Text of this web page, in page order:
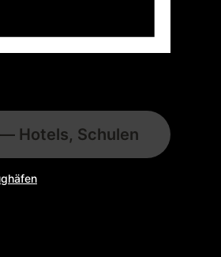
— Hotels, Schulen